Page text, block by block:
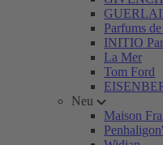
Parfums
INITIO
La Mer
Tom Ford
Neu
Maison